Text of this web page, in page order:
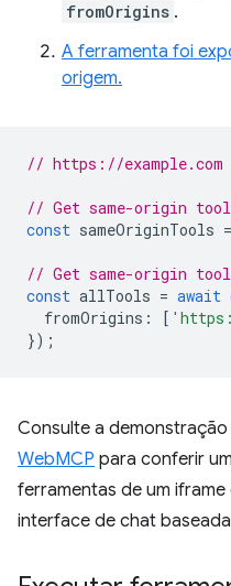
fromOrigins .
A ferramenta foi
origem.
// https://example.com
// Get same-origin
const sameOriginTools =
// Get same-origin
const allTools = await
fromOrigins : [
});
Consulte a
WebMCP para conferir
ferramentas de um
interface de chat